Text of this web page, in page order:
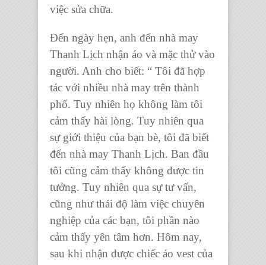
việc sửa chữa.
Đến ngày hẹn, anh đến nhà may
Thanh Lịch nhận áo và mặc thử vào
người. Anh cho biết: “ Tôi đã hợp
tác với nhiều nhà may trên thành
phố. Tuy nhiên họ không làm tôi
cảm thấy hài lòng. Tuy nhiên qua
sự giới thiệu của bạn bè, tôi đã biết
đến nhà may Thanh Lịch. Ban đầu
tôi cũng cảm thấy không được tin
tưởng. Tuy nhiên qua sự tư vấn,
cũng như thái độ làm việc chuyên
nghiệp của các bạn, tôi phần nào
cảm thấy yên tâm hơn. Hôm nay,
sau khi nhận được chiếc áo vest của